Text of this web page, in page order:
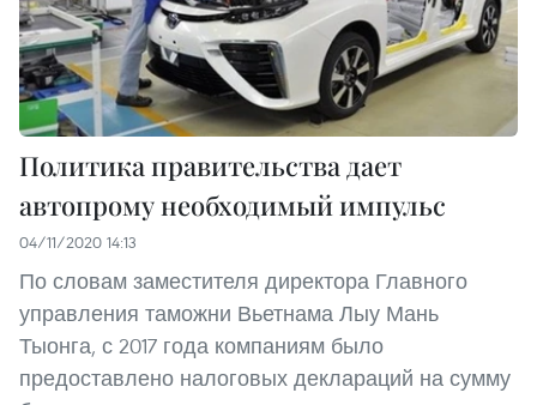
Политика правительства дает
автопрому необходимый импульс
04/11/2020 14:13
По словам заместителя директора Главного
управления таможни Вьетнама Лыу Мань
Тыонга, с 2017 года компаниям было
предоставлено налоговых деклараций на сумму